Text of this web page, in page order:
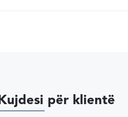
Kujdesi për klientë